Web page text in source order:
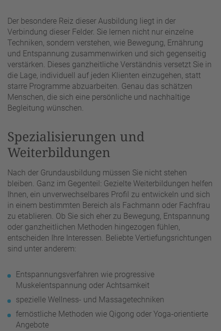
Der besondere Reiz dieser Ausbildung liegt in der
Verbindung dieser Felder. Sie lernen nicht nur einzelne
Techniken, sondern verstehen, wie Bewegung, Ernährung
und Entspannung zusammenwirken und sich gegenseitig
verstärken. Dieses ganzheitliche Verständnis versetzt Sie in
die Lage, individuell auf jeden Klienten einzugehen, statt
starre Programme abzuarbeiten. Genau das schätzen
Menschen, die sich eine persönliche und nachhaltige
Begleitung wünschen.
Spezialisierungen und
Weiterbildungen
Nach der Grundausbildung müssen Sie nicht stehen
bleiben. Ganz im Gegenteil: Gezielte Weiterbildungen helfen
Ihnen, ein unverwechselbares Profil zu entwickeln und sich
in einem bestimmten Bereich als Fachmann oder Fachfrau
zu etablieren. Ob Sie sich eher zu Bewegung, Entspannung
oder ganzheitlichen Methoden hingezogen fühlen,
entscheiden Ihre Interessen. Beliebte Vertiefungsrichtungen
sind unter anderem:
Entspannungsverfahren wie progressive
Muskelentspannung oder Achtsamkeit
spezielle Wellness- und Massagetechniken
fernöstliche Methoden wie Qigong oder Yoga-orientierte
Angebote